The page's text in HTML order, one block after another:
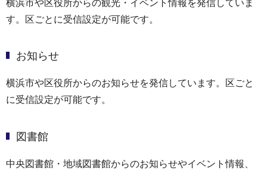
横浜市や区役所からの観光・イベント情報を発信していま
す。区ごとに受信設定が可能です。
お知らせ
横浜市や区役所からのお知らせを発信しています。区ごと
に受信設定が可能です。
図書館
中央図書館・地域図書館からのお知らせやイベント情報、